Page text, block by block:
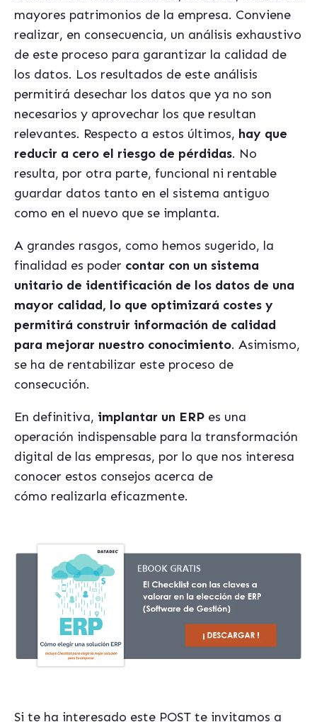
mayores patrimonios de la empresa. Conviene
realizar, en consecuencia, un análisis exhaustivo
de este proceso para garantizar la calidad de
los datos. Los resultados de este análisis
permitirá desechar los datos que ya no son
necesarios y aprovechar los que resultan
relevantes. Respecto a estos últimos, hay que
reducir a cero el riesgo de pérdidas. No
resulta, por otra parte, funcional ni rentable
guardar datos tanto en el sistema antiguo
como en el nuevo que se implanta.
A grandes rasgos, como hemos sugerido, la
finalidad es poder contar con un sistema
unitario de identificación de los datos de una
mayor calidad, lo que optimizará costes y
permitirá construir información de calidad
para mejorar nuestro conocimiento. Asimismo,
se ha de rentabilizar este proceso de
consecución.
En definitiva, implantar un ERP es una
operación indispensable para la transformación
digital de las empresas, por lo que nos interesa
conocer estos consejos acerca de
cómo realizarla eficazmente.
Si te ha interesado este POST te invitamos a